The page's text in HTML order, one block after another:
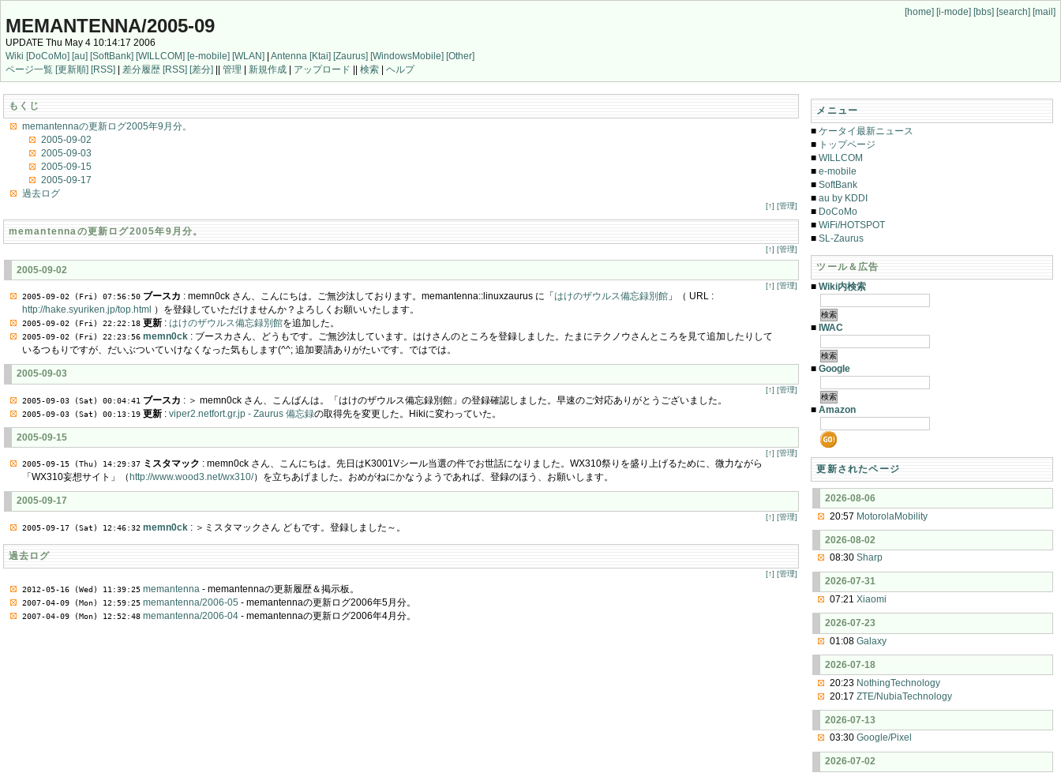
[home] [i-mode] [bbs] [search] [mail]
MEMANTENNA/2005-09
UPDATE Thu May 4 10:14:17 2006
Wiki [DoCoMo] [au] [SoftBank] [WILLCOM] [e-mobile] [WLAN] | Antenna [Ktai] [Zaurus] [WindowsMobile] [Other]
ページ一覧 [更新順] [RSS] | 差分履歴 [RSS] [差分] || 管理 | 新規作成 | アップロード || 検索 | ヘルプ
もくじ
memantennaの更新ログ2005年9月分。
2005-09-02
2005-09-03
2005-09-15
2005-09-17
過去ログ
[↑] [管理]
memantennaの更新ログ2005年9月分。
[↑] [管理]
2005-09-02
[↑] [管理]
2005-09-02 (Fri) 07:56:50 ブースカ : memn0ck さん、こんにちは。ご無沙汰しております。memantenna::linuxzaurus に「 はけのザウルス備忘録別館」（ URL :
http://hake.syuriken.jp/top.html ）を登録していただけませんか？よろしくお願いいたします。
2005-09-02 (Fri) 22:22:18 更新: はけのザウルス備忘録別館を追加した。
2005-09-02 (Fri) 22:23:56 memn0ck: ブースカさん、どうもです。ご無沙汰しています。はけさんのところを登録しました。たまにテクノウさんところを見て追加したりして
いるつもりですが、だいぶついていけなくなった気もします(^^; 追加要請ありがたいです。ではでは。
2005-09-03
[↑] [管理]
2005-09-03 (Sat) 00:04:41 ブースカ : ＞ memn0ck さん、こんばんは。「はけのザウルス備忘録別館」の登録確認しました。早速のご対応ありがとうございました。
2005-09-03 (Sat) 00:13:19 更新: viper2.netfort.gr.jp - Zaurus 備忘録の取得先を変更した。Hikiに変わっていた。
2005-09-15
[↑] [管理]
2005-09-15 (Thu) 14:29:37 ミスタマック : memn0ck さん、こんにちは。先日はK3001Vシール当選の件でお世話になりました。WX310祭りを盛り上げるために、微力ながら
「WX310妄想サイト」（ http://www.wood3.net/wx310/）を立ちあげました。おめがねにかなうようであれば、登録のほう、お願いします。
2005-09-17
[↑] [管理]
2005-09-17 (Sat) 12:46:32 memn0ck: ＞ミスタマックさん どもです。登録しました～。
過去ログ
[↑] [管理]
2012-05-16 (Wed) 11:39:25 memantenna- memantennaの更新履歴＆掲示板。
2007-04-09 (Mon) 12:59:25 memantenna/2006-05 - memantennaの更新ログ2006年5月分。
2007-04-09 (Mon) 12:52:48 memantenna/2006-04- memantennaの更新ログ2006年4月分。
メニュー
■ケータイ最新ニュース
■ トップページ
■WILLCOM
■e-mobile
■SoftBank
■au by KDDI
■ DoCoMo
■WiFi/HOTSPOT
■SL-Zaurus
ツール＆広告
■Wiki内検索
■IWAC
■Google
■Amazon
更新されたページ
2026-08-06
20:57 MotorolaMobility
2026-08-02
08:30Sharp
2026-07-31
07:21Xiaomi
2026-07-23
01:08Galaxy
2026-07-18
20:23 NothingTechnology
20:17ZTE/NubiaTechnology
2026-07-13
03:30Google/Pixel
2026-07-02